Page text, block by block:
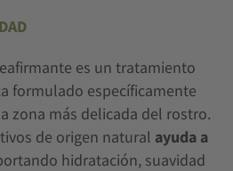
es un tratamiento
formulado específicamente
zona más delicada del rostro.
de origen natural ayuda a
hidratación, suavidad